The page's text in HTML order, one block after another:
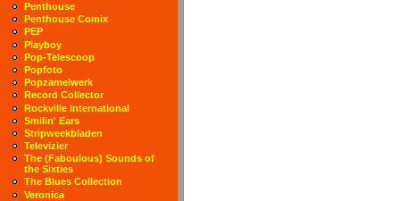
Penthouse
Penthouse Comix
PEP
Playboy
Pop-Telescoop
Popfoto
Popzamelwerk
Record Collector
Rockville International
Smilin' Ears
Stripweekbladen
Televizier
The (Faboulous) Sounds of
the Sixties
The Blues Collection
Veronica